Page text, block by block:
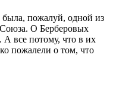
пожалуй, одной из
О Берберовых
А все потому, что в их
пожалели о том, что